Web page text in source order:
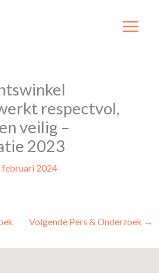
respectvol,
veilig –
2023
februari 2024
Volgende Pers & Onderzoek →